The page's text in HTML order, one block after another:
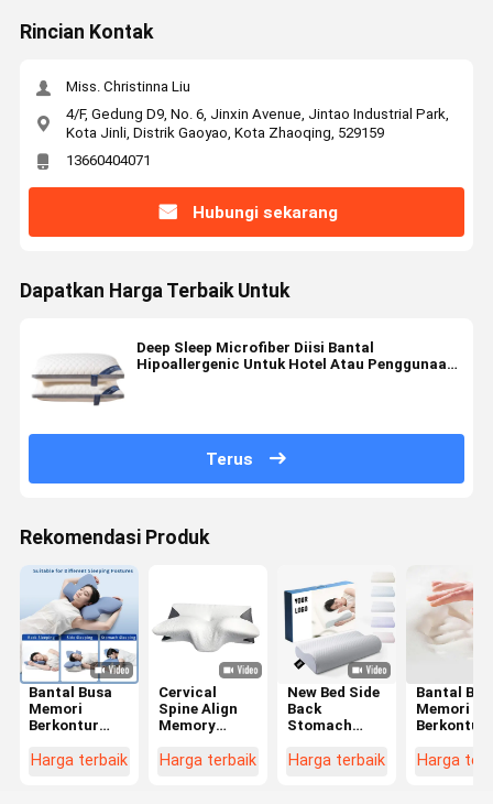
Rincian Kontak
Miss. Christinna Liu
4/F, Gedung D9, No. 6, Jinxin Avenue, Jintao Industrial Park,
Kota Jinli, Distrik Gaoyao, Kota Zhaoqing, 529159
13660404071
Hubungi sekarang
Dapatkan Harga Terbaik Untuk
Deep Sleep Microfiber Diisi Bantal
Hipoallergenic Untuk Hotel Atau Penggunaan
Terus
Rekomendasi Produk
Bantal Busa
Memori
Berkontur
Telentang
Harga terbaik
Cervical
Spine Align
Memory
Contour
Harga terbaik
New Bed Side
Back
Stomach
Orthopedic
Harga terbaik
Bantal
Memori
Berkontur
Utama
Harga